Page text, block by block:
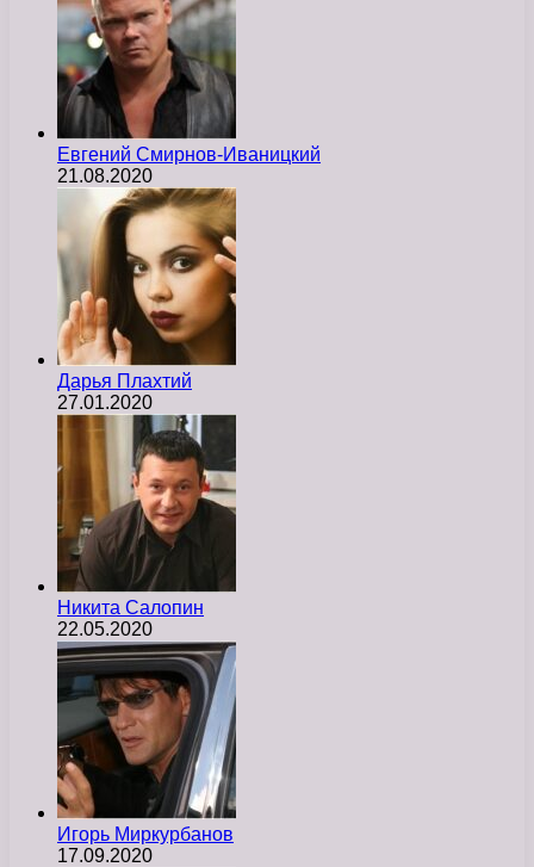
Евгений Смирнов-Иваницкий
21.08.2020
Дарья Плахтий
27.01.2020
Никита Салопин
22.05.2020
Игорь Миркурбанов
17.09.2020